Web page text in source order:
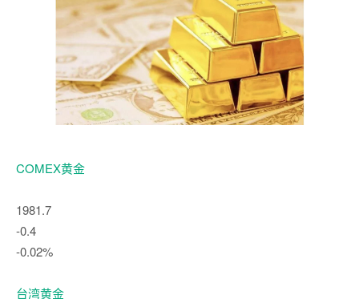
COMEX黄金
1981.7
-0.4
-0.02%
台湾黄金